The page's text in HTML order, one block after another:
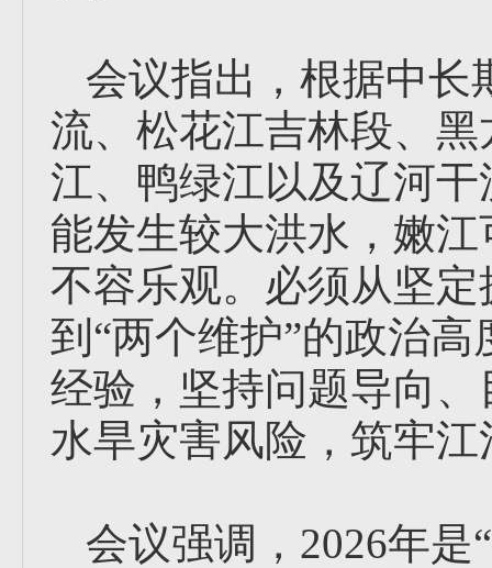
会议指出，根据中长
流、松花江吉林段、
江、鸭绿江以及辽河
能发生较大洪水，嫩
不容乐观。必须从坚
到“两个维护”的政治
经验，坚持问题导向
水旱灾害风险，筑牢
会议强调，2026年